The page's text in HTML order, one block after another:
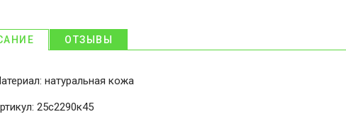
ОТЗЫВЫ
натуральная кожа
25с2290к45